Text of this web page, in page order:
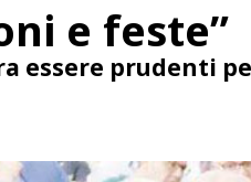
e feste”
essere prudenti